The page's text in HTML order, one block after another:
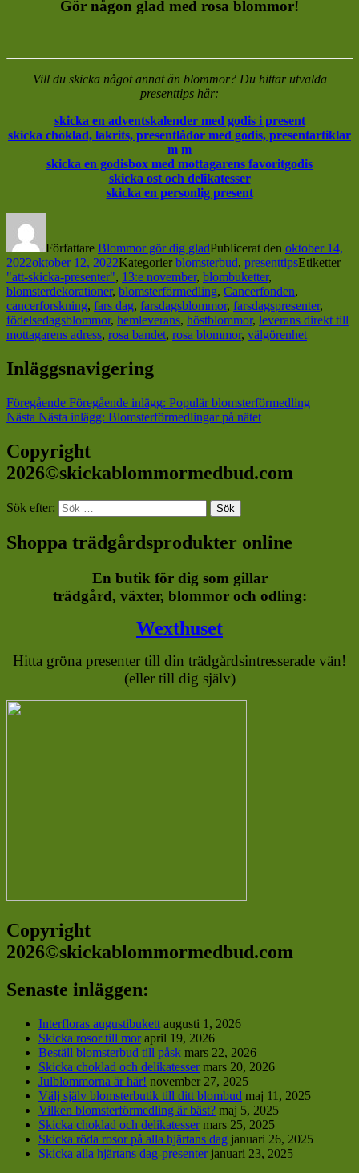
Gör någon glad med rosa blommor!
Vill du skicka något annat än blommor? Du hittar utvalda
presenttips här:
skicka en adventskalender med godis i present
skicka choklad, lakrits, presentlådor med godis, presentartiklar
m m
skicka en godisbox med mottagarens favoritgodis
skicka ost och delikatesser
skicka en personlig present
Författare Blommor gör dig gladPublicerat den oktober 14,
2022oktober 12, 2022Kategorier blomsterbud, presenttipsEtiketter
"att-skicka-presenter", 13:e november, blombuketter,
blomsterdekorationer, blomsterförmedling, Cancerfonden,
cancerforskning, fars dag, farsdagsblommor, farsdagspresenter,
födelsedagsblommor, hemleverans, höstblommor, leverans direkt till
mottagarens adress, rosa bandet, rosa blommor, välgörenhet
Inläggsnavigering
Föregående Föregående inlägg: Populär blomsterförmedling
Nästa Nästa inlägg: Blomsterförmedlingar på nätet
Copyright
2026©skickablommormedbud.com
Sök efter: Sök
Shoppa trädgårdsprodukter online
En butik för dig som gillar
trädgård, växter, blommor och odling:
Wexthuset
Hitta gröna presenter till din trädgårdsintresserade vän!
(eller till dig själv)
Copyright
2026©skickablommormedbud.com
Senaste inläggen:
Interfloras augustibukett augusti 1, 2026
Skicka rosor till mor april 19, 2026
Beställ blomsterbud till påsk mars 22, 2026
Skicka choklad och delikatesser mars 20, 2026
Julblommorna är här! november 27, 2025
Välj själv blomsterbutik till ditt blombud maj 11, 2025
Vilken blomsterförmedling är bäst? maj 5, 2025
Skicka choklad och delikatesser mars 25, 2025
Skicka röda rosor på alla hjärtans dag januari 26, 2025
Skicka alla hjärtans dag-presenter januari 23, 2025